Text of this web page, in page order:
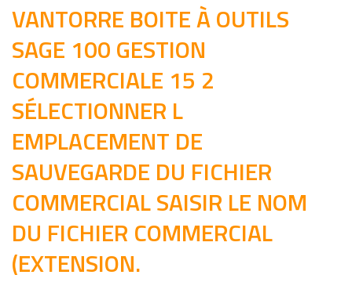
VANTORRE BOITE À OUTILS
SAGE 100 GESTION
COMMERCIALE 15 2
SÉLECTIONNER L
EMPLACEMENT DE
SAUVEGARDE DU FICHIER
COMMERCIAL SAISIR LE NOM
DU FICHIER COMMERCIAL
(EXTENSION.